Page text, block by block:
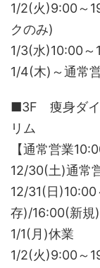
1/2(火)9:00～
クのみ)
1/3(水)10:00～
1/4(木)～通常
■3F 痩身ダイ
リム
【通常営業
12/30(土)通常
12/31(日
存)/16:00(新規)
1/1(月)休業
1/2(火)9:00～